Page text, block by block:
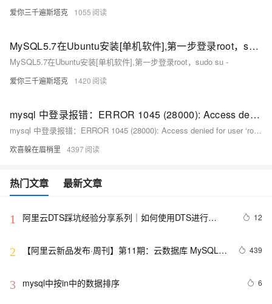
爱你三千遍斯塔克 1055
MySQL5.7在Ubuntu安装[单机软件],第一步登录root，sudo su -
MySQL5.7在Ubuntu安装[单机软件],第一步登录root，sudo su -
爱你三千遍斯塔克 1420
mysql 中登录报错：ERROR 1045 (28000): Access denied for user ‘root‘@‘localhost‘ (using password: YES)ERROR
mysql 中登录报错：ERROR 1045 (28000): Access denied for user ‘root‘@‘localhost‘ (using password: YES)ERROR
欢喜躲在眉梢里 4397
热门文章 最新文章
1
阿里云DTS踩坑经验分享系列｜如何使用DTS进行
12
2
【阿里云新品发布·周刊】第11期：云数据库 MySQL
439
3 mysql中按in中的数据排序 6